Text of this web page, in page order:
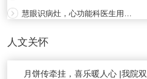
慧眼识病灶，心功能科医生用实力获赞
人文关怀
月饼传牵挂，喜乐暖人心 |我院